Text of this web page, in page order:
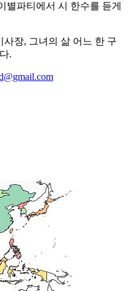
별파티에서 시 한수를 듣게
장, 그녀의 삶 어느 한 구
.